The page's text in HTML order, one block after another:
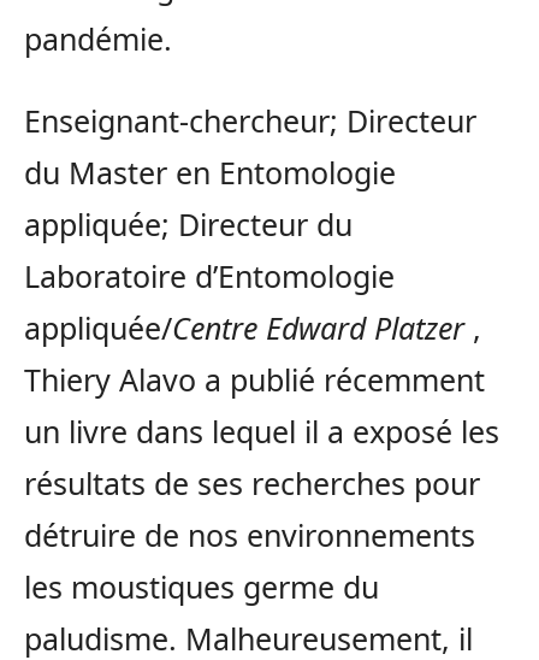
pandémie.
Enseignant-chercheur; Directeur
du Master en Entomologie
appliquée; Directeur du
Laboratoire d’Entomologie
appliquée/Centre Edward Platzer,
Thiery Alavo a publié récemment
un livre dans lequel il a exposé les
résultats de ses recherches pour
détruire de nos environnements
les moustiques germe du
paludisme. Malheureusement, il